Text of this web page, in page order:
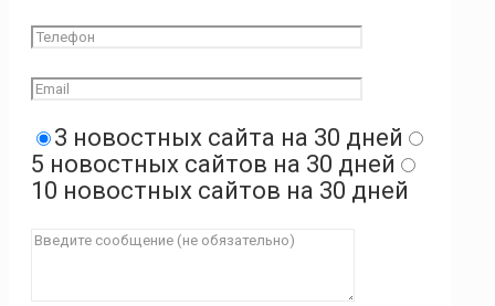
3 новостных сайта на 30 дней
5 новостных сайтов на 30 дней
10 новостных сайтов на 30 дней